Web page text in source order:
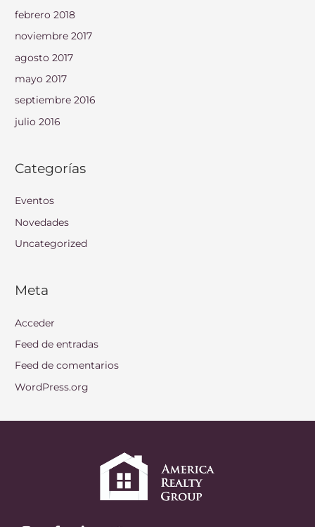
febrero 2018
noviembre 2017
agosto 2017
mayo 2017
septiembre 2016
julio 2016
Categorías
Eventos
Novedades
Uncategorized
Meta
Acceder
Feed de entradas
Feed de comentarios
WordPress.org